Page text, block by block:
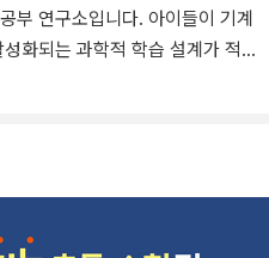
부 연구소입니다. 아이들이 기계
화되는 과학적 학습 설계가 적